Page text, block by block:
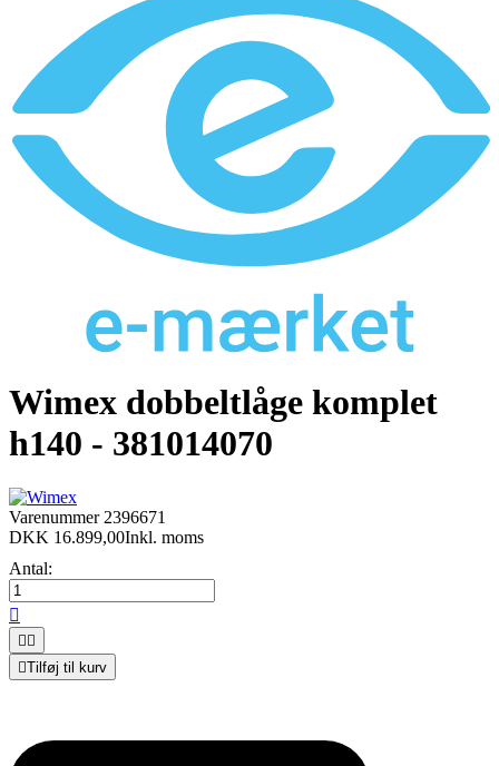
Wimex dobbeltlåge komplet
h140 - 381014070
Varenummer 2396671
DKK 16.899,00Inkl. moms
Antal:

 
Tilføj til kurv